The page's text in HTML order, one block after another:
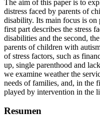
The aim of this paper is to
distress faced by parents of
disability. Its main focus is
first part describes the stress
disabilities and the second,
parents of children with
of stress factors, such as
up, single parenthood and
we examine weather the
needs of families, and, in the
played by intervention in the
Resumen